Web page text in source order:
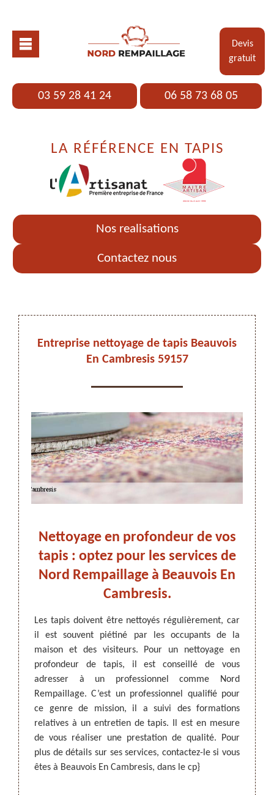
Devis
gratuit
03 59 28 41 24 06 58 73 68 05
LA RÉFÉRENCE EN TAPIS
Nos realisations
Contactez nous
ARTISAN DEZITTER, REMPAILLAGE -
CANNAGE - RECOLLAGE, 59 NORD
Cannage fauteuil, chaises
Entreprise nettoyage de tapis Beauvois
En Cambresis 59157
un
Si
vous
les
le
du
vous
Nettoyage en profondeur de vos
tapis : optez pour les services de
Nord Rempaillage à Beauvois En
Cambresis.
Les tapis doivent être nettoyés régulièrement, car
il est souvent piétiné par les occupants de la
maison et des visiteurs. Pour un nettoyage en
profondeur de tapis, il est conseillé de vous
adresser à un professionnel comme Nord
Rempaillage. C’est un professionnel qualifié pour
ce genre de mission, il a suivi des formations
relatives à un entretien de tapis. Il est en mesure
de vous réaliser une prestation de qualité. Pour
plus de détails sur ses services, contactez-le si vous
êtes à Beauvois En Cambresis, dans le cp}
Les
les
il
vous